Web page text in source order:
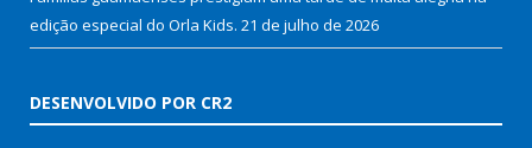
edição especial do Orla Kids. 21 de julho de 2026
DESENVOLVIDO POR CR2